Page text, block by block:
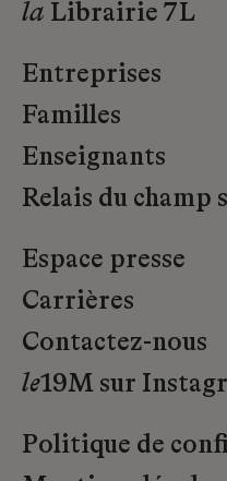
la Librairie 7L
Entreprises
Familles
Enseignants
Relais du champ
Espace presse
Carrières
Contactez-nous
le19M sur
Politique de